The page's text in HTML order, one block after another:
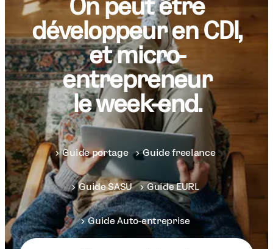
On peut être
développeur en CDI,
et micro-
entrepreneur
le week-end.
Guide portage Guide freelance
Guide SASU Guide EURL
Guide Auto-entreprise